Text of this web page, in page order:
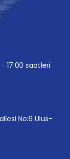
17:00 saatleri
No:6 Ulus-